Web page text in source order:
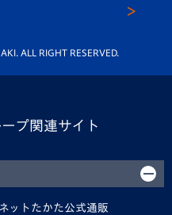
ALL RIGHT RESERVED.
プ関連サイト
ットたかた公式通販